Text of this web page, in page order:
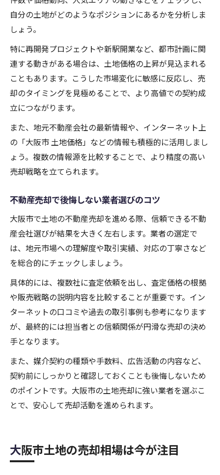
自分の土地がどのようなポジションにあるかを分析しま
しょう。
特に再開発プロジェクトや新駅開業など、都市計画に関
連する動きがある場合は、土地価格の上昇が見込まれる
こともあります。こうした市場変化に敏感に反応し、売
却のタイミングを見極めることで、より高値での契約成
立につながります。
また、地元不動産会社の最新情報や、インターネット上
の「大阪市 土地価格」などの情報も積極的に活用しまし
ょう。複数の情報源を比較することで、より精度の高い
売却戦略を立てられます。
不動産売却で後悔しない業者選びのコツ
大阪市で土地の不動産売却を進める際、信頼できる不動
産会社選びが結果を大きく左右します。業者の選定で
は、地元市場への理解度や取引実績、対応の丁寧さなど
を総合的にチェックしましょう。
具体的には、複数社に査定依頼を出し、査定価格の根拠
や販売戦略の説明内容を比較することが重要です。イン
ターネットの口コミや過去の取引事例も参考になります
が、最終的には担当者との信頼関係が円滑な売却の決め
手となります。
また、媒介契約の種類や手数料、広告活動の内容など、
契約前にしっかりと確認しておくことも後悔しないため
のポイントです。大阪市の土地売却に強い業者を選ぶこ
とで、安心して売却活動を進められます。
大阪市土地の売却相場は今が注目